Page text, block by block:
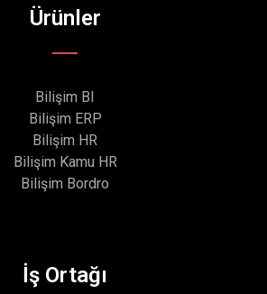
Ürünler
Bilişim BI
Bilişim ERP
Bilişim HR
Bilişim Kamu HR
Bilişim Bordro
İş Ortağı